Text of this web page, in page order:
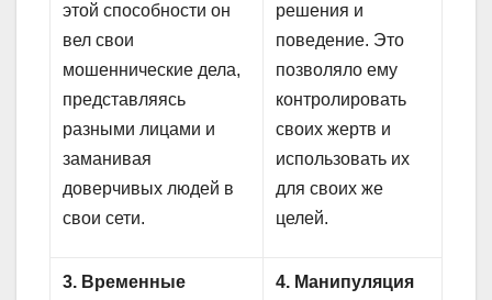
этой способности он
вел свои
мошеннические дела,
представляясь
разными лицами и
заманивая
доверчивых людей в
свои сети.
решения и
поведение. Это
позволяло ему
контролировать
своих жертв и
использовать их
для своих же
целей.
3. Временные
4. Манипуляция